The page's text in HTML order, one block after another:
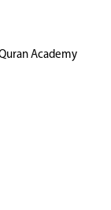
Academy